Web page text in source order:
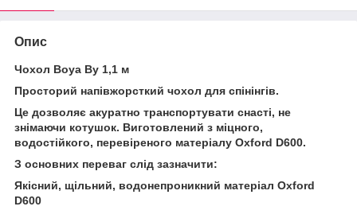
Опис
Чохол Boya By 1,1 м
Просторий напівжорсткий чохол для спінінгів.
Це дозволяє акуратно транспортувати снасті, не
знімаючи котушок. Виготовлений з міцного,
водостійкого, перевіреного матеріалу Oxford D600.
З основних переваг слід зазначити:
Якісний, щільний, водонепроникний матеріал Oxford
D600